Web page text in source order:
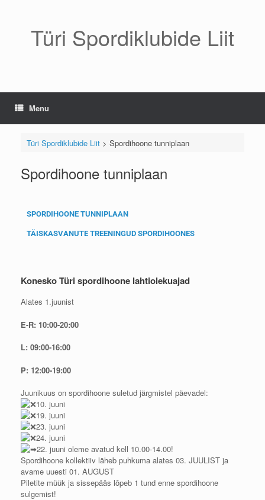
Türi Spordiklubide Liit
Menu
Türi Spordiklubide Liit> Spordihoone tunniplaan
Spordihoone tunniplaan
SPORDIHOONE TUNNIPLAAN
TÄISKASVANUTE TREENINGUD SPORDIHOONES
Konesko Türi spordihoone lahtiolekuajad
Alates 1.juunist
E-R: 10:00-20:00
L: 09:00-16:00
P: 12:00-19:00
Juunikuus on spordihoone suletud järgmistel päevadel:
10. juuni
19. juuni
23. juuni
24. juuni
22. juuni oleme avatud kell 10.00-14.00!
Spordihoone kollektiiv läheb puhkuma alates 03. JUULIST ja
avame uuesti 01. AUGUST
Piletite müük ja sissepääs lõpeb 1 tund enne spordihoone
sulgemist!